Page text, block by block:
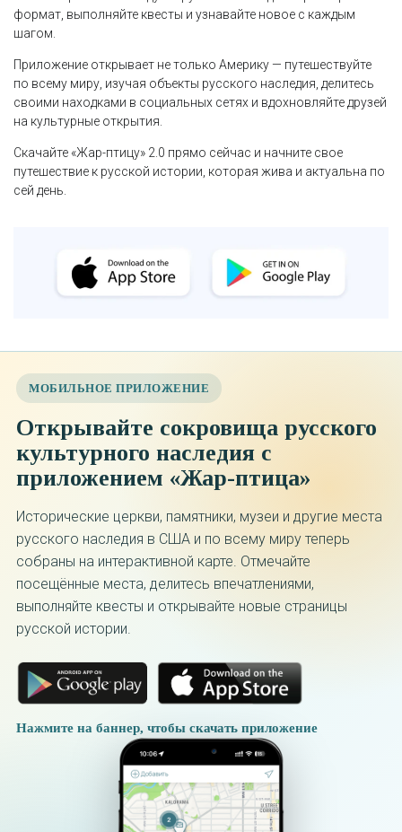
формат, выполняйте квесты и узнавайте новое с каждым
шагом.
Приложение открывает не только Америку — путешествуйте
по всему миру, изучая объекты русского наследия, делитесь
своими находками в социальных сетях и вдохновляйте друзей
на культурные открытия.
Скачайте «Жар-птицу» 2.0 прямо сейчас и начните свое
путешествие к русской истории, которая жива и актуальна по
сей день.
МОБИЛЬНОЕ ПРИЛОЖЕНИЕ
Открывайте сокровища русского
культурного наследия с
приложением «Жар-птица»
Исторические церкви, памятники, музеи и другие места
русского наследия в США и по всему миру теперь
собраны на интерактивной карте. Отмечайте
посещённые места, делитесь впечатлениями,
выполняйте квесты и открывайте новые страницы
русской истории.
Нажмите на баннер, чтобы скачать приложение